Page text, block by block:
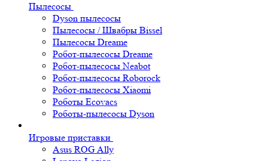
Пылесосы
Dyson пылесосы
Пылесосы / Швабры Bissel
Пылесосы Dreame
Робот-пылесосы Dreame
Робот-пылесосы Neabot
Робот-пылесосы Roborock
Робот-пылесосы Xiaomi
Роботы Ecovacs
Роботы-пылесосы Dyson
Игровые приставки
Asus ROG Ally